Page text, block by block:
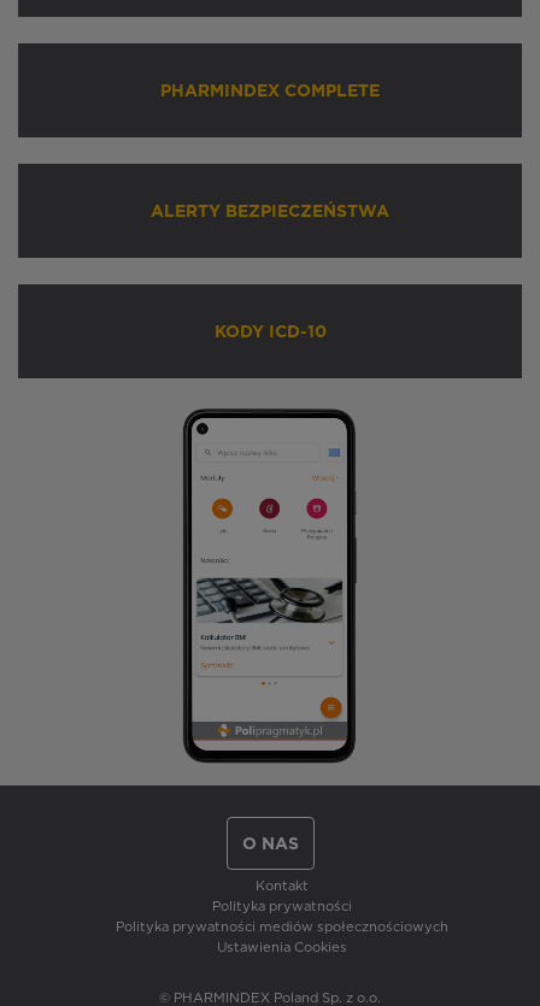
PHARMINDEX COMPLETE
ALERTY BEZPIECZEŃSTWA
KODY ICD-10
O NAS
Kontakt
Polityka prywatności
Polityka prywatności mediów społecznościowych
Ustawienia Cookies
© PHARMINDEX Poland Sp. z o.o.